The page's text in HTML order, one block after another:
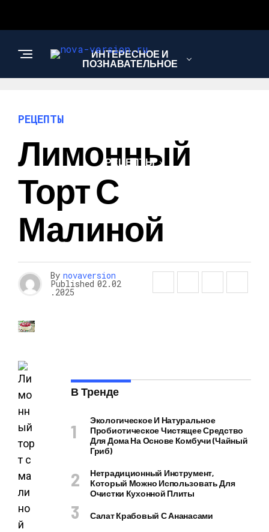
ИНТЕРЕСНОЕ И
ПОЗНАВАТЕЛЬНОЕ
РЕЦЕПТЫ
РЕЦЕПТЫ
Лимонный
Торт С
Малиной
By novaversion
Published 02.02
.2025
В Тренде
Экологическое И Натуральное
Пробиотическое Чистящее Средство
Для Дома На Основе Комбучи (чайный
Гриб)
Нетрадиционный Инструмент,
Который Можно Использовать Для
Очистки Кухонной Плиты
Салат Крабовый С Ананасами